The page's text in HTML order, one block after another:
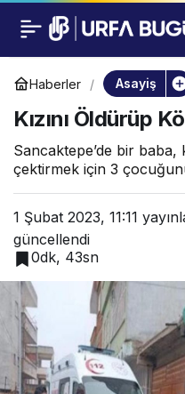
Haberler Asayiş
Kızını Öldürüp
Sancaktepe’de bir baba,
çektirmek için 3
1 Şubat 2023, 11:11
güncellendi
0dk, 43sn
Kızını Öldürüp
Kömürlüğe Attı!